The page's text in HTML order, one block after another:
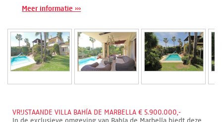
Meer informatie ›››
VRIJSTAANDE VILLA BAHÍA DE MARBELLA € 5.900.000,-